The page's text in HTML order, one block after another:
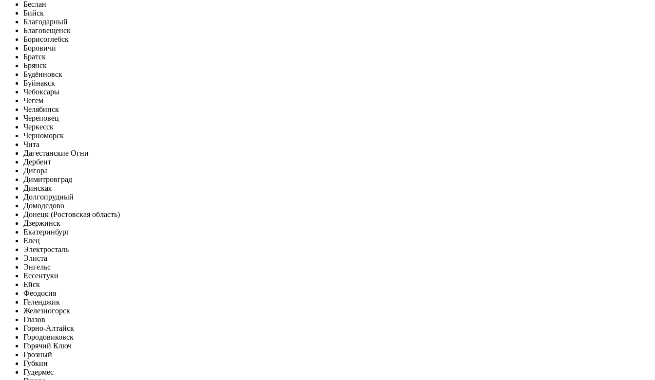
Беслан
Бийск
Благодарный
Благовещенск
Борисоглебск
Боровичи
Братск
Брянск
Будённовск
Буйнакск
Чебоксары
Чегем
Челябинск
Череповец
Черкесск
Черноморск
Чита
Дагестанские Огни
Дербент
Дигора
Димитровград
Динская
Долгопрудный
Домодедово
Донецк (Ростовская область)
Дзержинск
Екатеринбург
Елец
Электросталь
Элиста
Энгельс
Ессентуки
Ейск
Феодосия
Геленджик
Железногорск
Глазов
Горно-Алтайск
Городовиковск
Горячий Ключ
Грозный
Губкин
Гудермес